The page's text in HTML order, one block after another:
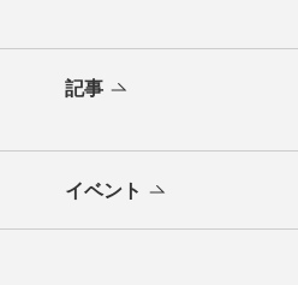
記事
イベント